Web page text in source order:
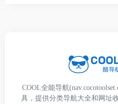
COOL全能导航
具，提供分类导航大全和网址